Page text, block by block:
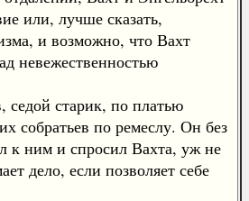
или, лучше сказать,
и возможно, что Вахт
невежественностью
седой старик, по платью
собратьев по ремеслу. Он без
к ним и спросил Вахта, уж не
дело, если позволяет себе